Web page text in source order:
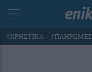
#ΧΡΗΣΤΙΚΑ #ΠΛΗΡΩΜΕΣ